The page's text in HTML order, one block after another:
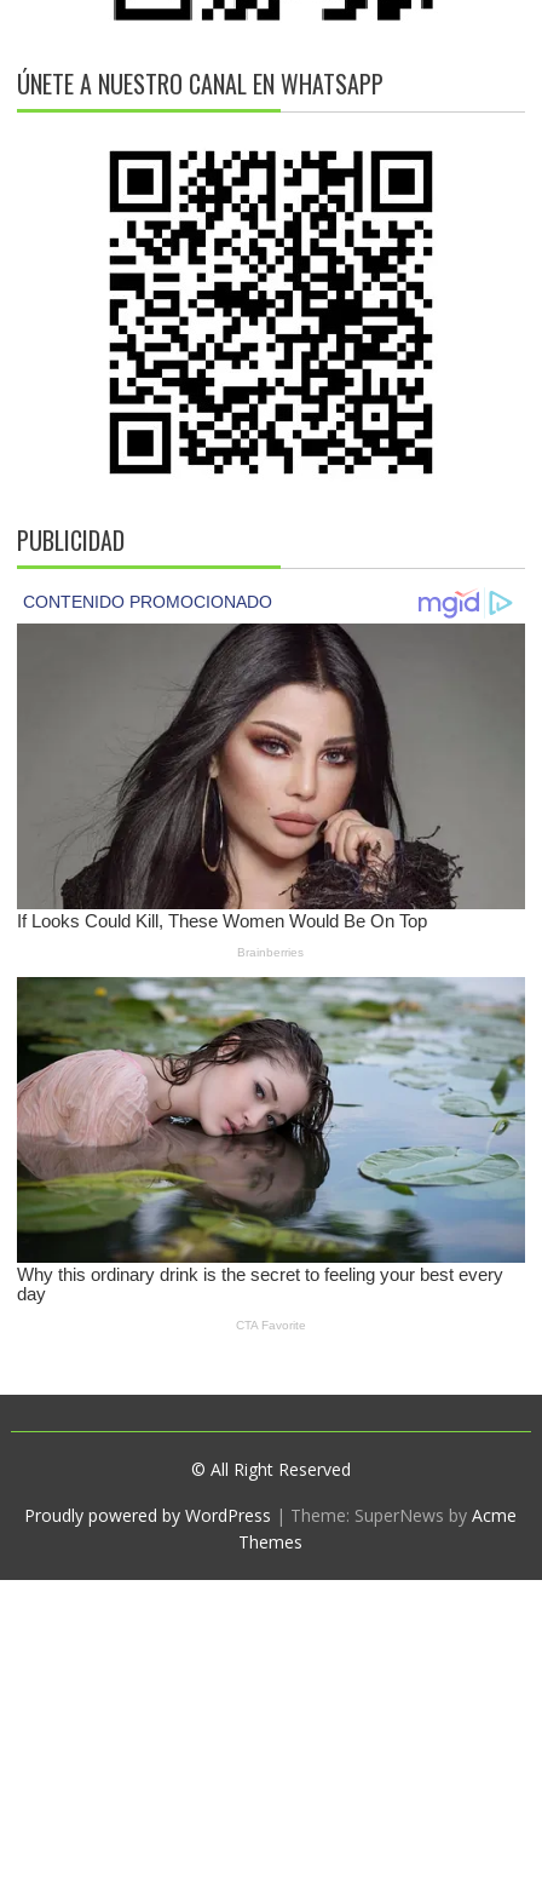
ÚNETE A NUESTRO CANAL EN WHATSAPP
PUBLICIDAD
© All Right Reserved
Proudly powered by WordPress | Theme: SuperNews byAcme
Themes